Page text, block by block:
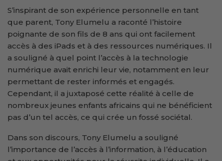
S’inspirant de son expérience personnelle en tant
que parent, Tony Elumelu a raconté l’histoire
poignante de son fils de 8 ans qui ont facilement
accès à des iPads et à des ressources numériques. Il
a souligné à quel point l’accès à la technologie
numérique avait enrichi leur vie, notamment en leur
permettant de rester informés et engagés.
Cependant, il a juxtaposé cette réalité à celle de
nombreux jeunes enfants africains qui ne bénéficient
pas d’un tel accès, ce qui crée un fossé sociétal.
Dans son discours, Tony Elumelu a souligné
l’importance de l’accès à l’information, à l’éducation